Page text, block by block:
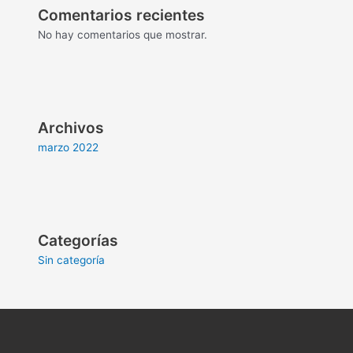
Comentarios recientes
No hay comentarios que mostrar.
Archivos
marzo 2022
Categorías
Sin categoría